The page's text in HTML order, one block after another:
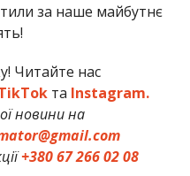
за наше майбутнє
Читайте нас
та Instagram.
новини на
+380 67 266 02 08